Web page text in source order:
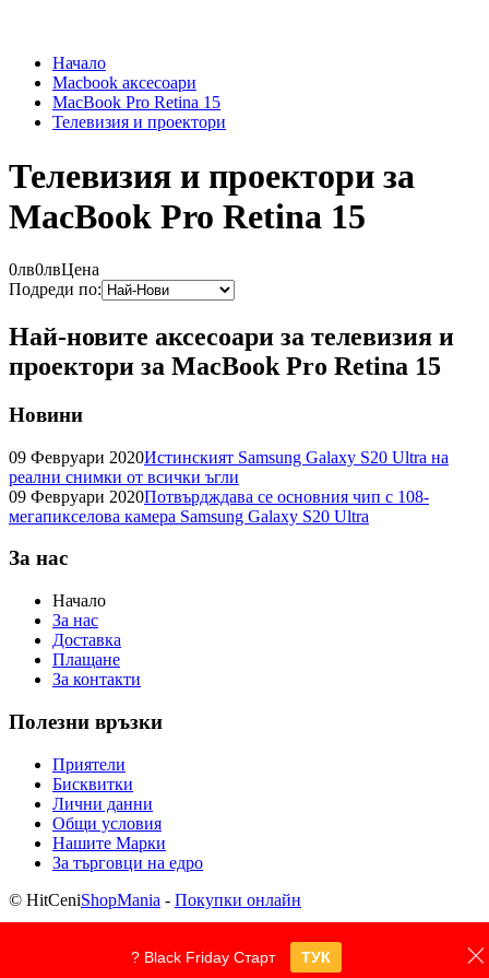
Начало
Macbook аксесоари
MacBook Pro Retina 15
Телевизия и проектори
Телевизия и проектори за
MacBook Pro Retina 15
0лв0лвЦена
Подреди по:
Най-новите аксесоари за телевизия и
проектори за MacBook Pro Retina 15
Новини
09 Февруари 2020Истинският Samsung Galaxy S20 Ultra на
реални снимки от всички ъгли
09 Февруари 2020Потвърдждава се основния чип с 108-
мегапикселова камера Samsung Galaxy S20 Ultra
За нас
Начало
За нас
Доставка
Плащане
За контакти
Полезни връзки
Приятели
Бисквитки
Лични данни
Общи условия
Нашите Марки
За търговци на едро
© HitCeniShopMania - Покупки онлайн
? Black Friday Старт ТУК